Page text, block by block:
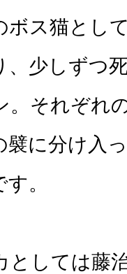
ボス猫とし
、少しずつ
。それぞれ
襞に分け入
。
としては藤